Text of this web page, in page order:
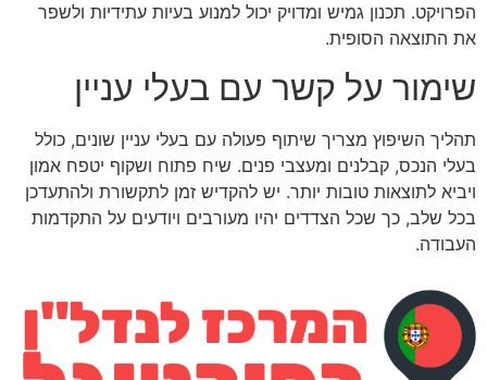
הפרויקט. תכנון גמיש ומדויק יכול למנוע בעיות עתידיות ולשפר
את התוצאה הסופית.
שימור על קשר עם בעלי עניין
תהליך השיפוץ מצריך שיתוף פעולה עם בעלי עניין שונים, כולל
בעלי הנכס, קבלנים ומעצבי פנים. שיח פתוח ושקוף יטפח אמון
ויביא לתוצאות טובות יותר. יש להקדיש זמן לתקשורת ולהתעדכן
בכל שלב, כך שכל הצדדים יהיו מעורבים ויודעים על התקדמות
העבודה.